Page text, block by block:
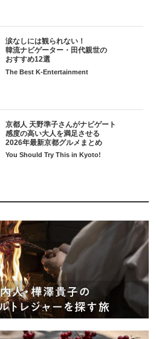
涙なしには観られない！
韓流ナビゲーター・田代親世の
おすすめ12選
The Best K-Entertainment
京都人 天野準子さんがナビゲート
感度の高い大人を満足させる
2026年最新京都グルメまとめ
You Should Try This in Kyoto!